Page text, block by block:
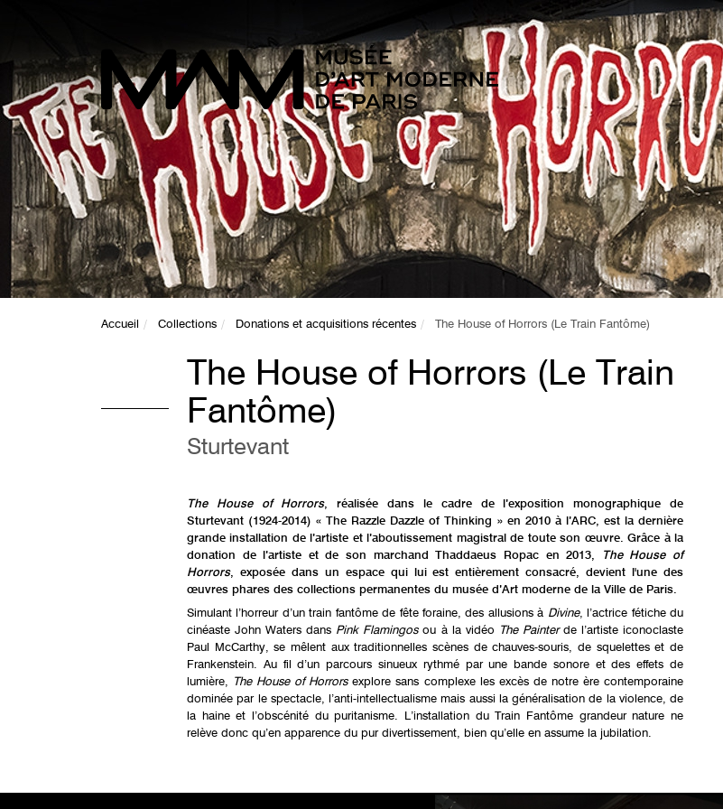
Accueil Collections Donations et acquisitions récentes The House of Horrors (Le Train Fantôme)
The House of Horrors (Le Train
Fantôme)
Sturtevant
The House of Horrors, réalisée dans le cadre de l’exposition monographique de
Sturtevant (1924-2014) « The Razzle Dazzle of Thinking » en 2010 à l’ARC, est la dernière
grande installation de l’artiste et l’aboutissement magistral de toute son œuvre. Grâce à la
donation de l’artiste et de son marchand Thaddaeus Ropac en 2013,
The House of
Horrors, exposée dans un espace qui lui est entièrement consacré, devient l'une des
œuvres phares des collections permanentes du musée d’Art moderne de la Ville de Paris.
Simulant l’horreur d’un train fantôme de fête foraine, des allusions à Divine, l’actrice fétiche du
cinéaste John Waters dans Pink Flamingosou à la vidéo The Painterde l’artiste iconoclaste
Paul McCarthy, se mêlent aux traditionnelles scènes de chauves-souris, de squelettes et de
Frankenstein. Au fil d’un parcours sinueux rythmé par une bande sonore et des effets de
lumière,
The House of Horrorsexplore sans complexe les excès de notre ère contemporaine
dominée par le spectacle, l’anti-intellectualisme mais aussi la généralisation de la violence, de
la haine et l’obscénité du puritanisme. L’installation du Train Fantôme grandeur nature ne
relève donc qu’en apparence du pur divertissement, bien qu’elle en assume la jubilation.